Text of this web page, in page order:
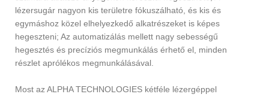
lézersugár nagyon kis területre fókuszálható, és kis és
egymáshoz közel elhelyezkedő alkatrészeket is képes
hegeszteni; Az automatizálás mellett nagy sebességű
hegesztés és precíziós megmunkálás érhető el, minden
részlet aprólékos megmunkálásával.
Most az ALPHA TECHNOLOGIES kétféle lézergéppel